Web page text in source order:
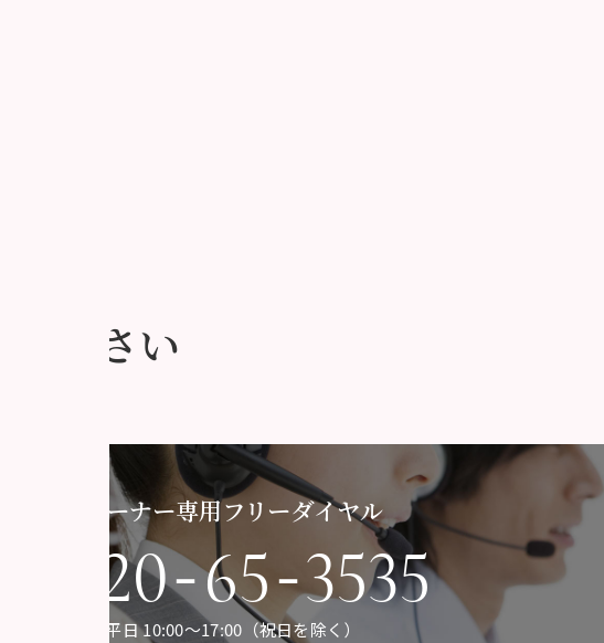
ください
オーナー専用フリーダイヤル
0120-65-3535
平日 10:00〜17:00（祝日を除く）